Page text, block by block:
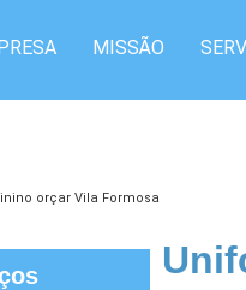
MISSÃO
orçar Vila Formosa